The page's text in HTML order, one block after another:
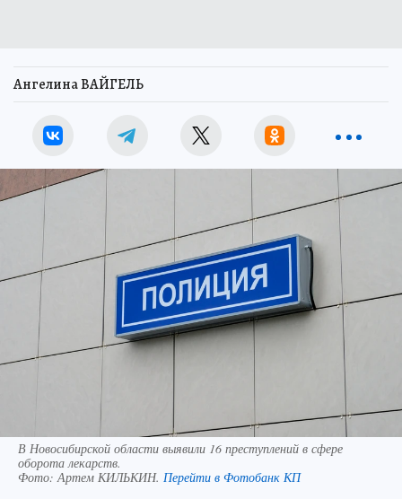
Ангелина ВАЙГЕЛЬ
В Новосибирской области выявили 16 преступлений в сфере
оборота лекарств.
Фото:Артем КИЛЬКИН. Перейти в Фотобанк КП